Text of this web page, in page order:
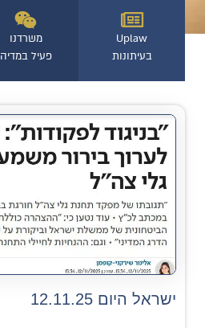
Uplaw
בעיתונות
משרדנו
פעיל במדיה
ישראל היום 12.11.25